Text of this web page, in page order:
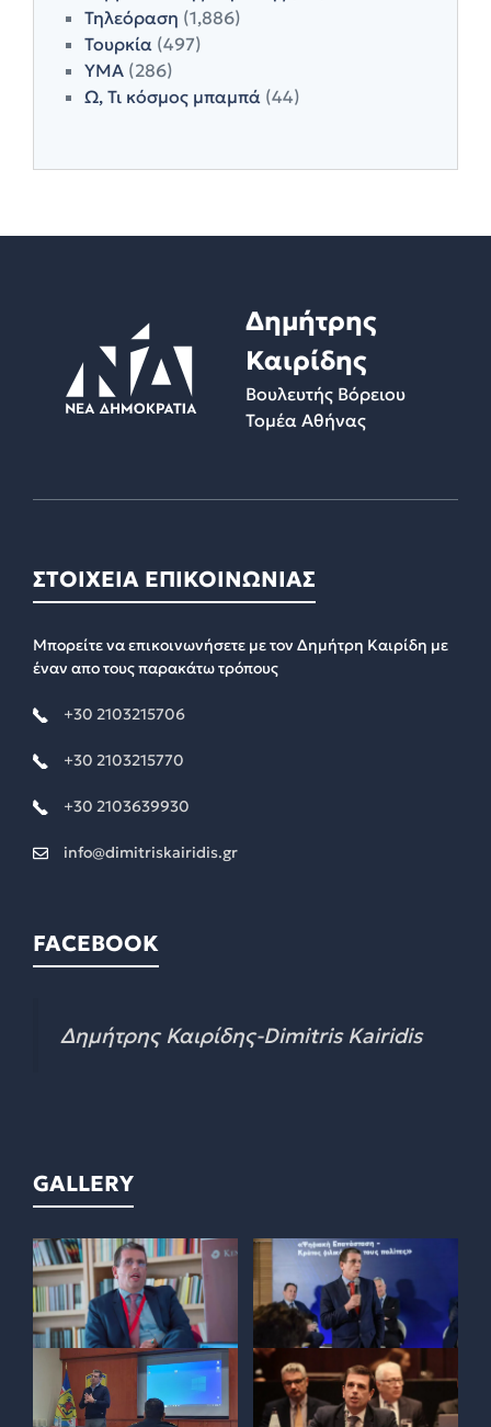
Τηλεόραση (1,886)
Τουρκία (497)
ΥΜΑ (286)
Ω, Τι κόσμος μπαμπά (44)
Δημήτρης
Καιρίδης
Βουλευτής Βόρειου
Τομέα Αθήνας
ΣΤΟΙΧΕΙΑ ΕΠΙΚΟΙΝΩΝΙΑΣ
Μπορείτε να επικοινωνήσετε με τον Δημήτρη Καιρίδη με
έναν απο τους παρακάτω τρόπους
+30 2103215706
+30 2103215770
+30 2103639930
info@dimitriskairidis.gr
FACEBOOK
Δημήτρης Καιρίδης-Dimitris Kairidis
GALLERY